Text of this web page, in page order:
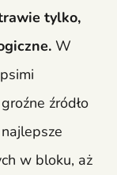
tylko,
W
źródło
w bloku, aż